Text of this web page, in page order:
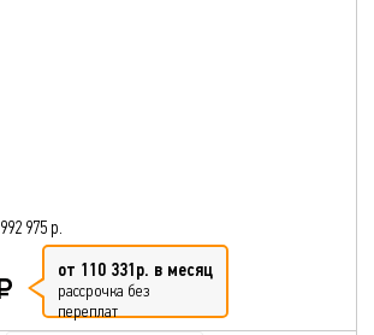
992 975 р.
от 110 331р. в месяц
рассрочка без
переплат